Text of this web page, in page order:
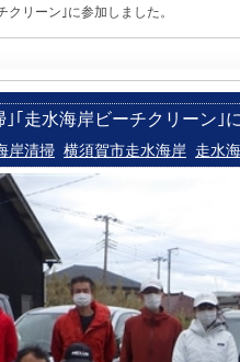
リーン｣に参加しました。
｣｢走水海岸ビーチクリーン｣
岸清掃 横須賀市走水海岸 走水